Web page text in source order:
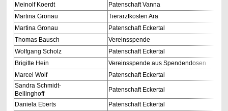
Meinolf Koerdt
Patenschaft Vanna
Martina Gronau
Tierarztkosten Ara
Martina Gronau
Patenschaft Eckertal
Thomas Bausch
Vereinsspende
Wolfgang Scholz
Patenschaft Eckertal
Brigitte Hein
Vereinsspende aus Spendendosen
Marcel Wolf
Patenschaft Eckertal
Sandra Schmidt-
Bellinghoff
Patenschaft Eckertal
Daniela Eberts
Patenschaft Eckertal